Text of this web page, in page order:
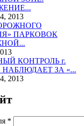
2013
ПАРКОВОК
КОНТРОЛЬ г.
НАБЛЮДАЕТ ЗА «...
2013
*